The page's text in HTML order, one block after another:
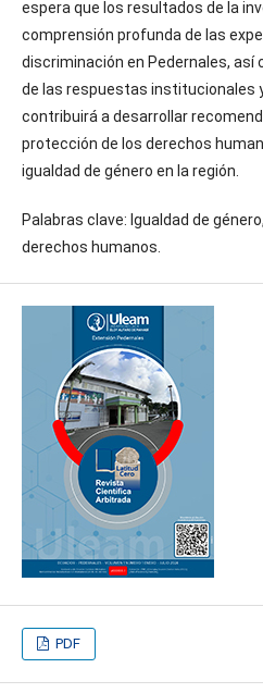
espera que los resultados de la
comprensión profunda de las
discriminación en Pedernales, así
de las respuestas institucionales
contribuirá a desarrollar
protección de los derechos
igualdad de género en la región.
Palabras clave: Igualdad de
derechos humanos.
PDF